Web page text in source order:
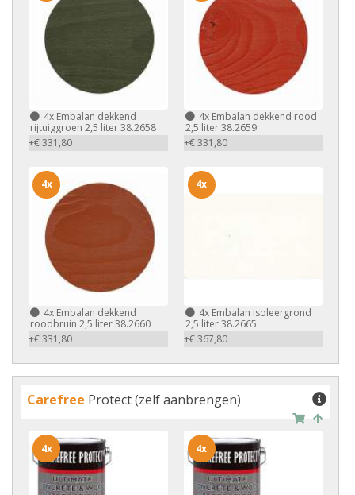
4x Embalan dekkend
rijtuiggroen 2,5 liter 38.2658
+€ 331,80
4xEmbalan dekkend rood
2,5 liter 38.2659
+€ 331,80
4x Embalan dekkend
roodbruin 2,5 liter 38.2660
+€ 331,80
4x
4xEmbalan isoleergrond
2,5 liter 38.2665
+€ 367,80
4x
Carefree Protect (zelf aanbrengen)
4x 4x